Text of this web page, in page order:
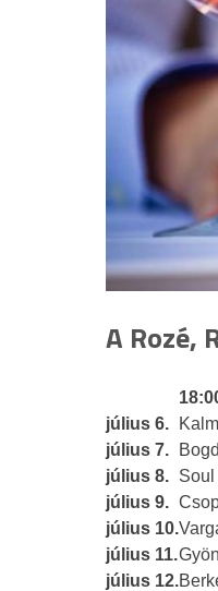
A Rozé,
július 6.
július 7.
július 8. Soul
július 9.
július 10.
július 11.
július 12.